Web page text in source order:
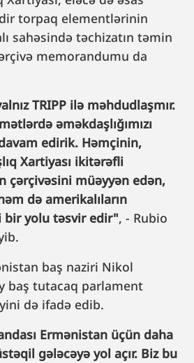
torpaq elementlərinin
sahəsində təchizatın təmin
memorandumu da
TRIPP ilə məhdudlaşmır.
əməkdaşlığımızı
edirik. Həmçinin,
Xartiyası ikitərəfli
çərçivəsini müəyyən edən,
də amerikalıların
bir yolu təsvir edir", - Rubio
baş naziri Nikol
baş tutacaq parlament
də ifadə edib.
Ermənistan üçün daha
gələcəyə yol açır. Biz bu